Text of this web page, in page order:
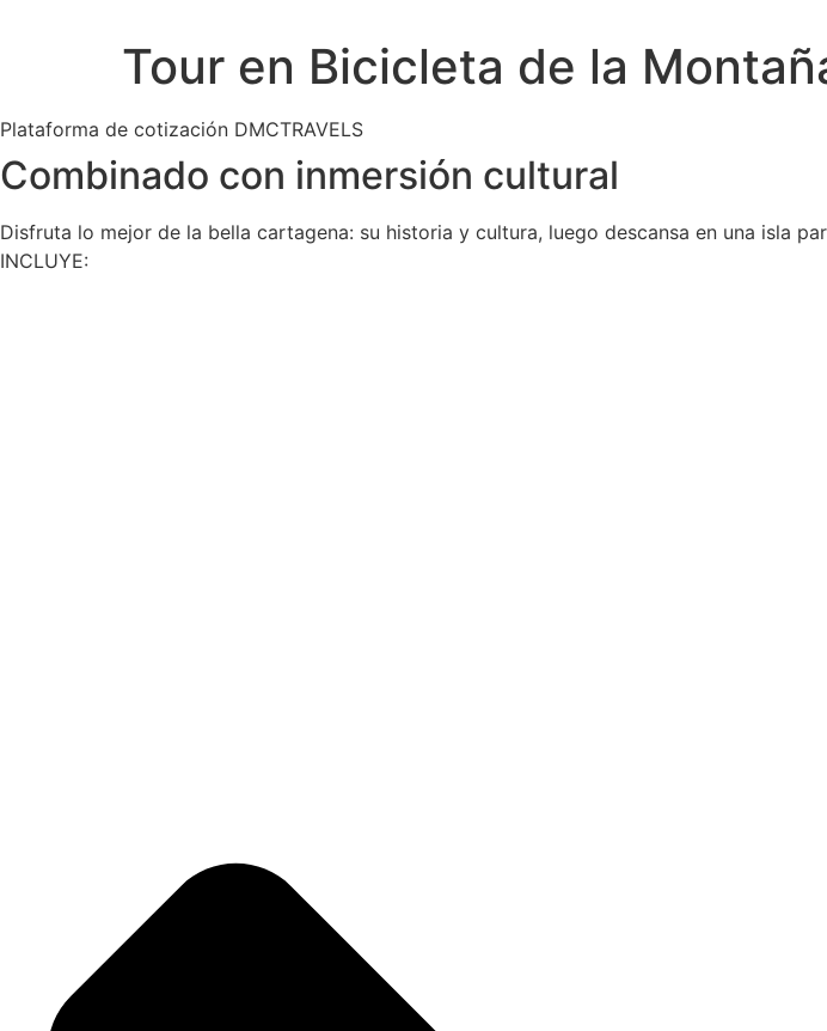
Tour en Bicicleta de la
Plataforma de cotización DMCTRAVELS
Combinado con inmersión cultural
Disfruta lo mejor de la bella cartagena: su historia y cultura, luego descansa en una isla
INCLUYE: